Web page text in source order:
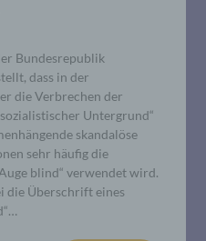
Bundesrepublik
dass in der
die Verbrechen der
Untergrund“
skandalöse
sehr häufig die
blind“ verwendet wird.
die Überschrift eines